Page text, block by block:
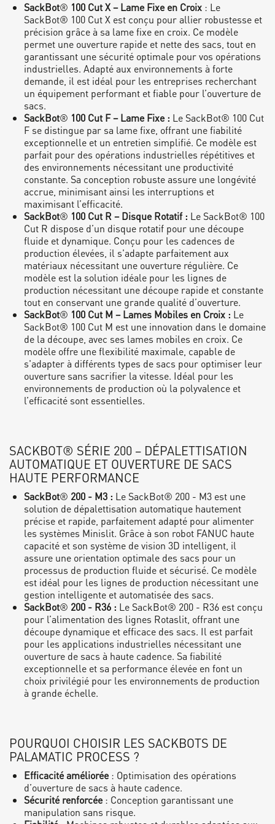
SackBot® 100 Cut X – Lame Fixe en Croix : Le
SackBot® 100 Cut X est conçu pour allier robustesse et
précision grâce à sa lame fixe en croix. Ce modèle
permet une ouverture rapide et nette des sacs, tout en
garantissant une sécurité optimale pour vos opérations
industrielles. Adapté aux environnements à forte
demande, il est idéal pour les entreprises recherchant
un équipement performant et fiable pour l’ouverture de
sacs.
SackBot® 100 Cut F – Lame Fixe : Le SackBot® 100 Cut
F se distingue par sa lame fixe, offrant une fiabilité
exceptionnelle et un entretien simplifié. Ce modèle est
parfait pour des opérations industrielles répétitives et
des environnements nécessitant une productivité
constante. Sa conception robuste assure une longévité
accrue, minimisant ainsi les interruptions et
maximisant l’efficacité.
SackBot® 100 Cut R – Disque Rotatif : Le SackBot® 100
Cut R dispose d’un disque rotatif pour une découpe
fluide et dynamique. Conçu pour les cadences de
production élevées, il s'adapte parfaitement aux
matériaux nécessitant une ouverture régulière. Ce
modèle est la solution idéale pour les lignes de
production nécessitant une découpe rapide et constante
tout en conservant une grande qualité d’ouverture.
SackBot® 100 Cut M – Lames Mobiles en Croix : Le
SackBot® 100 Cut M est une innovation dans le domaine
de la découpe, avec ses lames mobiles en croix. Ce
modèle offre une flexibilité maximale, capable de
s'adapter à différents types de sacs pour optimiser leur
ouverture sans sacrifier la vitesse. Idéal pour les
environnements de production où la polyvalence et
l’efficacité sont essentielles.
SACKBOT® SÉRIE 200 – DÉPALETTISATION
AUTOMATIQUE ET OUVERTURE DE SACS
HAUTE PERFORMANCE
SackBot® 200 - M3 : Le SackBot® 200 - M3 est une
solution de dépalettisation automatique hautement
précise et rapide, parfaitement adapté pour alimenter
les systèmes Minislit. Grâce à son robot FANUC haute
capacité et son système de vision 3D intelligent, il
assure une orientation optimale des sacs pour un
processus de production fluide et sécurisé. Ce modèle
est idéal pour les lignes de production nécessitant une
gestion intelligente et automatisée des sacs.
SackBot® 200 - R36 : Le SackBot® 200 - R36 est conçu
pour l’alimentation des lignes Rotaslit, offrant une
découpe dynamique et efficace des sacs. Il est parfait
pour les applications industrielles nécessitant une
ouverture de sacs à haute cadence. Sa fiabilité
exceptionnelle et sa performance élevée en font un
choix privilégié pour les environnements de production
à grande échelle.
POURQUOI CHOISIR LES SACKBOTS DE
PALAMATIC PROCESS ?
Efficacité améliorée: Optimisation des opérations
d’ouverture de sacs à haute cadence.
Sécurité renforcée: Conception garantissant une
manipulation sans risque.